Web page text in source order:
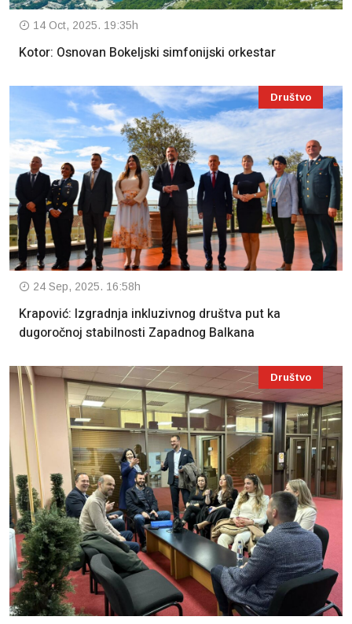
14 Oct, 2025. 19:35h
Kotor: Osnovan Bokeljski simfonijski orkestar
Društvo
24 Sep, 2025. 16:58h
Krapović: Izgradnja inkluzivnog društva put ka
dugoročnoj stabilnosti Zapadnog Balkana
Društvo